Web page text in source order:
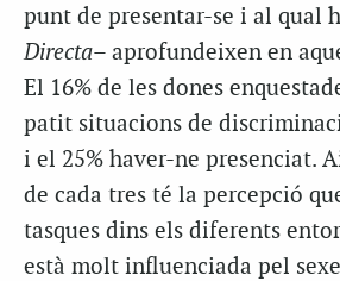
punt de presentar-se i al qual
Directa– aprofundeixen en
El 16% de les dones
patit situacions de
i el 25% haver-ne presenciat.
de cada tres té la percepció
tasques dins els diferents
està molt influenciada pel